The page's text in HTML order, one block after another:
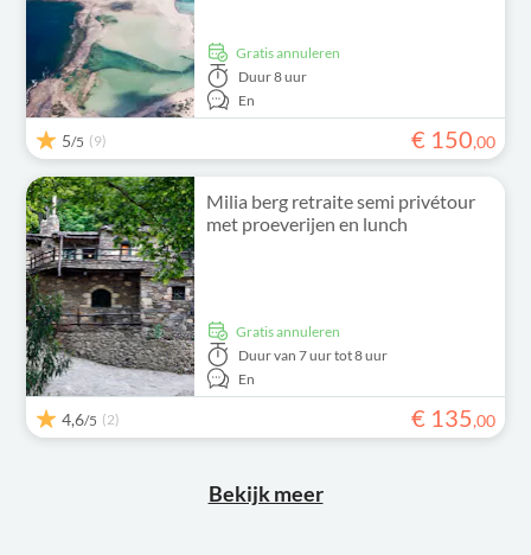
Gratis annuleren
Duur8 uur
En
5/5 (9) € 150,00
Milia berg retraite semi privétour
met proeverijen en lunch
Gratis annuleren
Duurvan 7 uur tot 8 uur
En
4,6/5 (2) € 135,00
Bekijk meer